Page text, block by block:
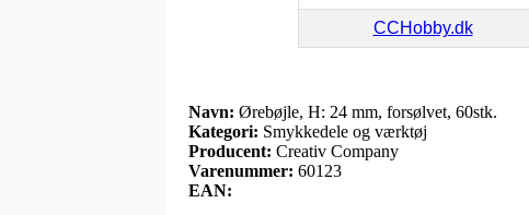
CCHobby.dk
Navn: Ørebøjle, H: 24 mm, forsølvet, 60stk.
Kategori: Smykkedele og værktøj
Producent: Creativ Company
Varenummer: 60123
EAN: